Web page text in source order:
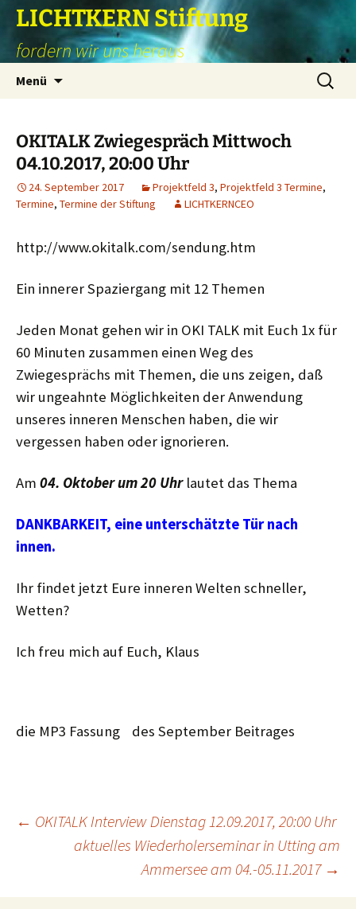
Zum
Inhalt
springen
LICHTKERN Stiftung
fordern wir uns heraus
Menü
Suchen
nach:
OKITALK Zwiegespräch Mittwoch
04.10.2017, 20:00 Uhr
24. September 2017 Projektfeld 3, Projektfeld 3 Termine,
Termine, Termine der Stiftung LICHTKERNCEO
http://www.okitalk.com/sendung.htm
Ein innerer Spaziergang mit 12 Themen
Jeden Monat gehen wir in OKI TALK mit Euch 1x für
60 Minuten zusammen einen Weg des
Zwiegesprächs mit Themen, die uns zeigen, daß
wir ungeahnte Möglichkeiten der Anwendung
unseres inneren Menschen haben, die wir
vergessen haben oder ignorieren.
Am 04. Oktober um 20 Uhrlautet das Thema
DANKBARKEIT, eine unterschätzte Tür nach
innen.
Ihr findet jetzt Eure inneren Welten schneller,
Wetten?
Ich freu mich auf Euch, Klaus
die MP3 Fassung des September Beitrages
Beitragsnavigation
← OKITALK Interview Dienstag 12.09.2017, 20:00 Uhr
aktuelles Wiederholerseminar in Utting am
Ammersee am 04.-05.11.2017 →